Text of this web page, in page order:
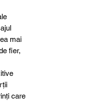
mai
fier,
care